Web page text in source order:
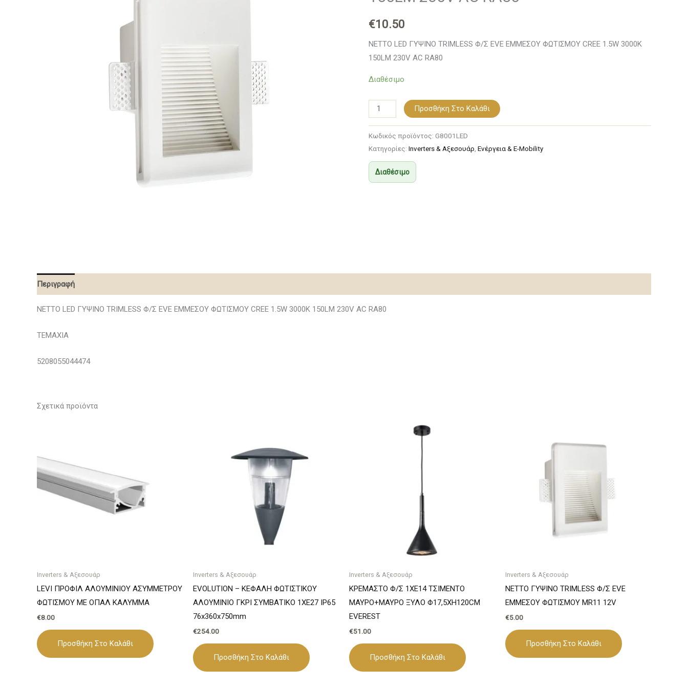
€10.50
NETTO LED ΓΥΨΙΝΟ TRIMLESS Φ/Σ EVE ΕΜΜΕΣΟΥ ΦΩΤΙΣΜΟΥ CREE 1.5W 3000K
150LM 230V AC RA80
Διαθέσιμο
EVE
1.5W
150LM
AC
RA80
ποσότητα
Προσθήκη Στο Καλάθι
Κωδικός προϊόντος: G8001LED
Κατηγορίες: Inverters & Αξεσουάρ Ενέργεια & E-Mobility
Διαθέσιμο
Περιγραφή
NETTO LED ΓΥΨΙΝΟ TRIMLESS Φ/Σ EVE ΕΜΜΕΣΟΥ ΦΩΤΙΣΜΟΥ CREE 1.5W 3000K 150LM 230V AC RA80
ΤΕΜΑΧΙΑ
5208055044474
Σχετικά προϊόντα
Inverters & Αξεσουάρ
LEVI ΠΡΟΦΙΛ ΑΛΟΥΜΙΝΙΟΥ ΑΣΥΜΜΕΤΡΟΥ
ΦΩΤΙΣΜΟΥ ΜΕ ΟΠΑΛ ΚΑΛΥΜΜΑ
€8.00
Προσθήκη Στο Καλάθι
Inverters & Αξεσουάρ
EVOLUTION – ΚΕΦΑΛΗ ΦΩΤΙΣΤΙΚΟΥ
ΑΛΟΥΜΙΝΙΟ ΓΚΡΙ ΣΥΜΒΑΤΙΚΟ 1XE27 IP65
76x360x750mm
€254.00
Προσθήκη Στο Καλάθι
Inverters & Αξεσουάρ
ΚΡΕΜΑΣΤΟ Φ/Σ 1ΧΕ14 ΤΣΙΜΕΝΤΟ
ΜΑΥΡΟ+ΜΑΥΡΟ ΞΥΛΟ Φ17,5ΧΗ120CM
EVEREST
€51.00
Προσθήκη Στο Καλάθι
Inverters & Αξεσουάρ
NETTO ΓΥΨΙΝΟ TRIMLESS Φ/Σ EVE
ΕΜΜΕΣΟΥ ΦΩΤΙΣΜΟΥ MR11 12V
€5.00
Προσθήκη Στο Καλάθι